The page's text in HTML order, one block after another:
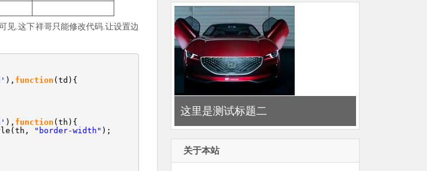
见.这下祥哥只能修改代码.让设置边
), function (td){
), function (th){
"border-width" );
这里是测试标题二
关于本站